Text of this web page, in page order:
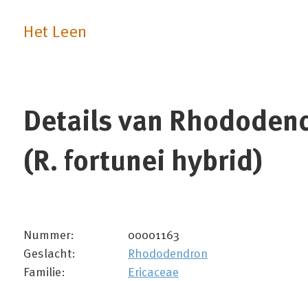
Het Leen
Details van
(R. fortunei hybrid)
Nummer:
00001163
Geslacht:
Rhododendron
Familie:
Ericaceae